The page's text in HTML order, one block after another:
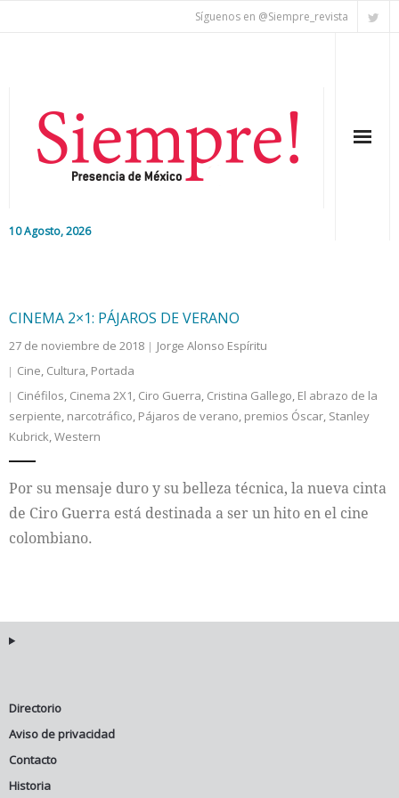
Síguenos en @Siempre_revista
10 Agosto, 2026
Nacional
Colaboradores
Internacional
CINEMA 2×1: PÁJAROS DE VERANO
27 de noviembre de 2018
Jorge Alonso Espíritu
Cine, Cultura, Portada
Cinéfilos, Cinema 2X1, Ciro Guerra, Cristina Gallego, El abrazo de la
serpiente, narcotráfico, Pájaros de verano, premios Óscar, Stanley
Kubrick,Western
Por su mensaje duro y su belleza técnica, la nueva cinta
de Ciro Guerra está destinada a ser un hito en el cine
colombiano.
Directorio
Aviso de privacidad
Contacto
Historia